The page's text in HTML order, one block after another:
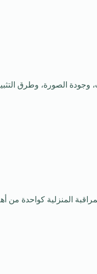
الصورة، وطرق
المنزلية كواحدة من